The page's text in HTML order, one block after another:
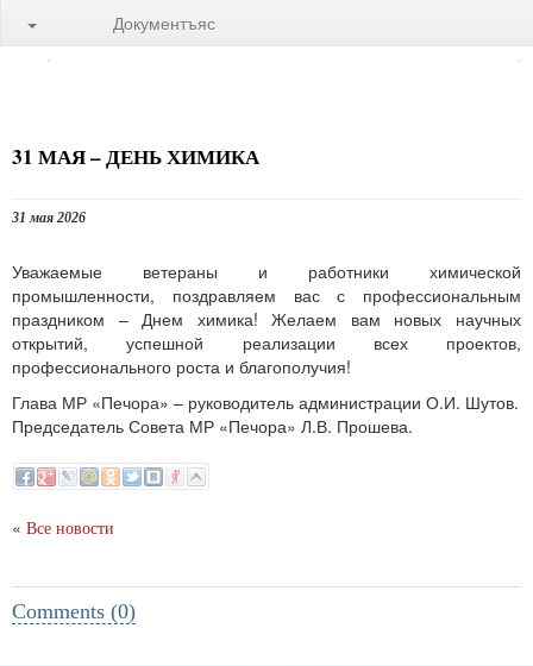
Документъяс
31 МАЯ – ДЕНЬ ХИМИКА
31 мая 2026
Уважаемые ветераны и работники химической
промышленности, поздравляем вас с профессиональным
праздником – Днем химика! Желаем вам новых научных
открытий, успешной реализации всех проектов,
профессионального роста и благополучия!
Глава МР «Печора» – руководитель администрации О.И. Шутов.
Председатель Совета МР «Печора» Л.В. Прошева.
« Все новости
Comments (0)